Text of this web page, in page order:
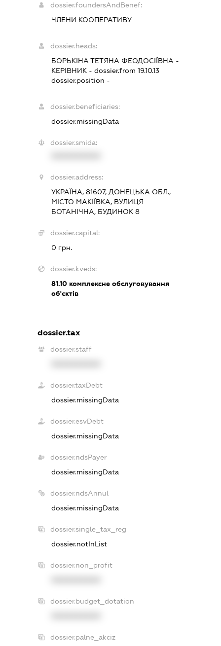
dossier.foundersAndBenef:
ЧЛЕНИ КООПЕРАТИВУ
dossier.heads:
БОРЬКІНА ТЕТЯНА ФЕОДОСІЇВНА -
КЕРІВНИК - dossier.from 19.10.13
dossier.position -
dossier.beneficiaries:
dossier.missingData
dossier.smida:
dossier.address:
УКРАЇНА, 81607, ДОНЕЦЬКА ОБЛ.,
МІСТО МАКІЇВКА, ВУЛИЦЯ
БОТАНІЧНА, БУДИНОК 8
dossier.capital:
0 грн.
dossier.kveds:
81.10комплексне обслуговування
об'єктів
dossier.tax
dossier.staff
dossier.taxDebt
dossier.missingData
dossier.esvDebt
dossier.missingData
dossier.ndsPayer
dossier.missingData
dossier.ndsAnnul
dossier.missingData
dossier.single_tax_reg
dossier.notInList
dossier.non_profit
dossier.budget_dotation
dossier.palne_akciz